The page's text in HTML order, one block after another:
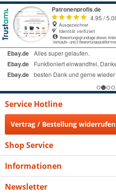
Service Hotline
Vertrag / Bestellung widerrufen
Shop Service
Informationen
Newsletter